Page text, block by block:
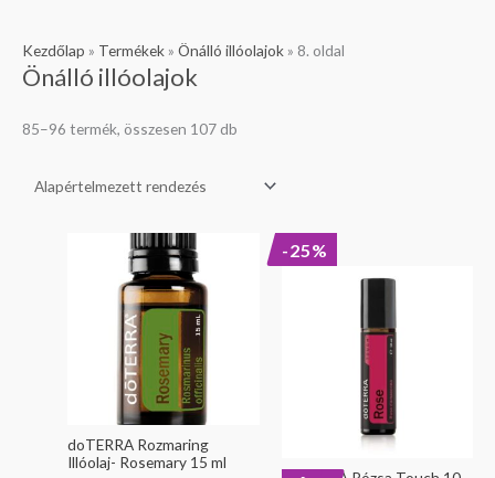
Kezdőlap » Termékek » Önálló illóolajok » 8. oldal
Önálló illóolajok
85–96 termék, összesen 107 db
doTERRA Rozmaring
Illóolaj- Rosemary 15 ml
-25%
was: